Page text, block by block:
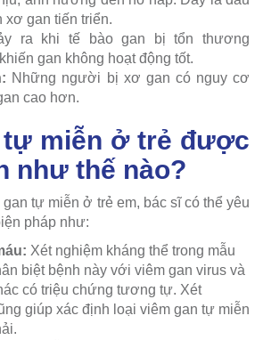
xơ gan tiến triển.
ra khi tế bào gan bị tổn thương
gan không hoạt động tốt.
Những người bị xơ gan có nguy cơ
cao hơn.
tự miễn ở trẻ được
như thế nào?
tự miễn ở trẻ em, bác sĩ có thể yêu
pháp như:
Xét nghiệm kháng thể trong mẫu
biệt bệnh này với viêm gan virus và
có triệu chứng tương tự. Xét
giúp xác định loại viêm gan tự miễn